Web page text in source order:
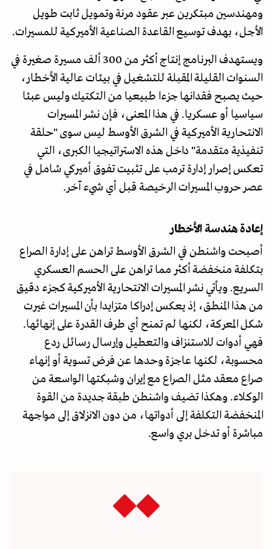
ومهندسين مبتكرين عبر عقود مرنة وتمويل ثابت طويل
الأجل، بهدف توسيع القاعدة الصناعية الأميركية للمسيرات.
ويستهدف البرنامج إنتاج أكثر من 300 ألف مسيرة صغيرة في
السنوات القليلة المقبلة للتشغيل في بيئات عالية الأخطار،
حيث يصبح فقدانها جزءا طبيعيا من التكتيك وليس عبئا
سياسيا أو عسكريا. في هذا المعنى، فإن نشر المسيرات
الانتحارية الأميركية في الشرق الأوسط ليس سوى "حلقة
تنفيذية متقدمة" داخل هذه الاستراتيجيا الكبرى، التي
تعكس إصرار إدارة ترمب على تثبيت تفوق أميركي شامل في
عصر حروب المسيرات الرخيصة قبل أي شيء آخر.
إعادة هندسة الأخطار
أصبحت واشنطن في الشرق الأوسط تراهن على إدارة الصراع
بتكلفة منخفضة أكثر مما تراهن على الحسم العسكري
السريع. ويأتي نشر المسيرات الانتحارية الأميركية كجزء دقيق
من هذا المنطق، إذ يعكس إدراكا متزايدا بأن المسيرات غيرت
شكل المعركة، لكنها لم تمنح أي طرف القدرة على إنهائها.
فهي أدوات للاستنزاف والتعطيل وإرسال رسائل ردع
محسوبة، لكنها عاجزة وحدها عن فرض تسوية أو إنهاء
صراع معقد مثل الصراع مع إيران وشبكتها الواسعة من
الوكلاء. وهكذا تضيف واشنطن طبقة جديدة من القوة
المنخفضة التكلفة إلى أدواتها، من دون الانزلاق إلى مواجهة
مباشرة أو تدخل بري واسع.